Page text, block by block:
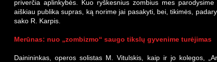
priverčia aplinkybės. Kuo ryškesnius zombius mes parodysime
aiškiau publika supras, ką norime jai pasakyti, bei, tikimės,
sako R. Karpis.
Merūnas: nuo „zombizmo“ saugo tikslų gyvenime turėjimas
Dainininkas, operos solistas M. Vitulskis, kaip ir jo kolegos,